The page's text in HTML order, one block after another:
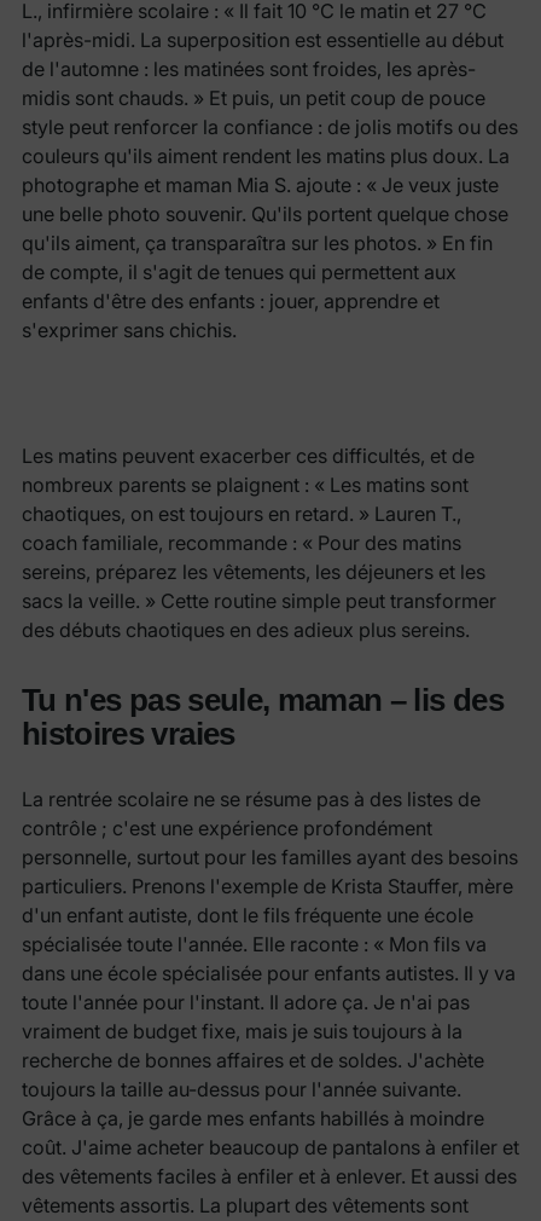
L., infirmière scolaire : « Il fait 10 °C le matin et 27 °C
l'après-midi. La superposition est essentielle au début
de l'automne : les matinées sont froides, les après-
midis sont chauds. » Et puis, un petit coup de pouce
style peut renforcer la confiance : de jolis motifs ou des
couleurs qu'ils aiment rendent les matins plus doux. La
photographe et maman Mia S. ajoute : « Je veux juste
une belle photo souvenir. Qu'ils portent quelque chose
qu'ils aiment, ça transparaîtra sur les photos. » En fin
de compte, il s'agit de tenues qui permettent aux
enfants d'être des enfants : jouer, apprendre et
s'exprimer sans chichis.
Les matins peuvent exacerber ces difficultés, et de
nombreux parents se plaignent : « Les matins sont
chaotiques, on est toujours en retard. » Lauren T.,
coach familiale, recommande : « Pour des matins
sereins, préparez les vêtements, les déjeuners et les
sacs la veille. » Cette routine simple peut transformer
des débuts chaotiques en des adieux plus sereins.
Tu n'es pas seule, maman – lis des
histoires vraies
La rentrée scolaire ne se résume pas à des listes de
contrôle ; c'est une expérience profondément
personnelle, surtout pour les familles ayant des besoins
particuliers. Prenons l'exemple de Krista Stauffer, mère
d'un enfant autiste, dont le fils fréquente une école
spécialisée toute l'année. Elle raconte : « Mon fils va
dans une école spécialisée pour enfants autistes. Il y va
toute l'année pour l'instant. Il adore ça. Je n'ai pas
vraiment de budget fixe, mais je suis toujours à la
recherche de bonnes affaires et de soldes. J'achète
toujours la taille au-dessus pour l'année suivante.
Grâce à ça, je garde mes enfants habillés à moindre
coût. J'aime acheter beaucoup de pantalons à enfiler et
des vêtements faciles à enfiler et à enlever. Et aussi des
vêtements assortis. La plupart des vêtements sont